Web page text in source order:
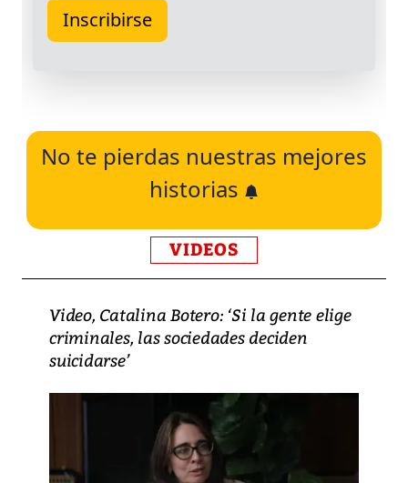
No te pierdas nuestras mejores
historias
VIDEOS
Video, Catalina Botero: ‘Si la gente elige
criminales, las sociedades deciden
suicidarse’